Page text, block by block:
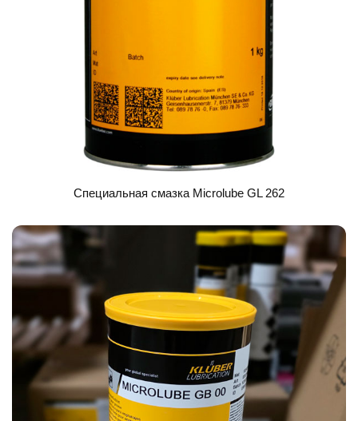
Специальная смазка Microlube GL 262